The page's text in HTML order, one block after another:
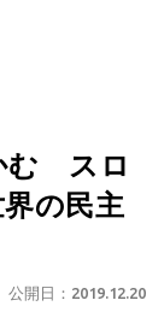
む スロ
の民主
公開日： 2019.12.20